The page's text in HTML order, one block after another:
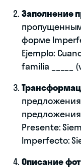
Заполнение
форме
Ejemplo:
familia _____
Presente:
Imperfecto:
Описание